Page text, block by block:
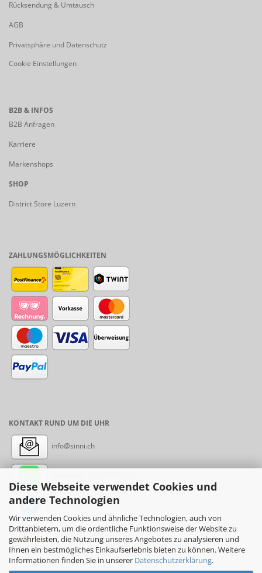
Diese Webseite verwendet Cookies und
andere Technologien
Wir verwenden Cookies und ähnliche Technologien, auch von
Drittanbietern, um die ordentliche Funktionsweise der Website zu
gewährleisten, die Nutzung unseres Angebotes zu analysieren und
Ihnen ein bestmögliches Einkaufserlebnis bieten zu können. Weitere
Informationen finden Sie in unserer Datenschutzerklärung.
Rücksendung & Umtausch
AGB
Privatsphäre und Datenschutz
Cookie Einstellungen
B2B & INFOS
B2B Anfragen
Karriere
Markenshops
SHOP
District Store Luzern
ZAHLUNGSMÖGLICHKEITEN
KONTAKT RUND UM DIE UHR
info@sinni.ch
Messenger: sinni.ch
Instagram: sinni_ch